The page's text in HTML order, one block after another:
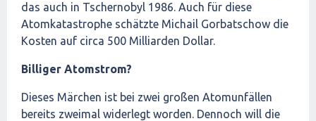
das auch in Tschernobyl 1986. Auch für diese
Atomkatastrophe schätzte Michail Gorbatschow die
Kosten auf circa 500 Milliarden Dollar.
Billiger Atomstrom?
Dieses Märchen ist bei zwei großen Atomunfällen
bereits zweimal widerlegt worden. Dennoch will die